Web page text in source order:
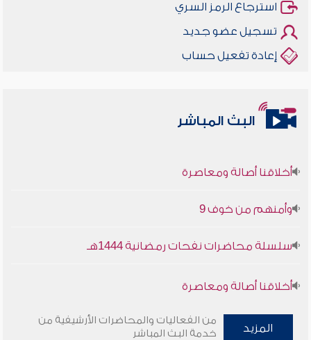
استرجاع الرمز السري
تسجيل عضو جديد
إعادة تفعيل حساب
البث المباشر
أخلاقنا أصالة ومعاصرة
وأمنهم من خوف 9
سلسلة محاضرات نفحات رمضانية 1444هـ
أخلاقنا أصالة ومعاصرة
وأمنهم من خوف 9
المزيد
من الفعاليات والمحاضرات الأرشيفية من
خدمة البث المباشر